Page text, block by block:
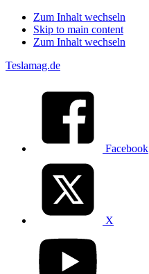
Zum Inhalt wechseln
Skip to main content
Zum Inhalt wechseln
Teslamag.de
Facebook
X